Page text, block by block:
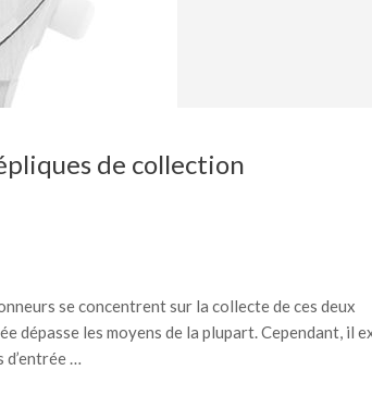
de collection
se concentrent sur la collecte de ces deux
dépasse les moyens de la plupart. Cependant, il
…